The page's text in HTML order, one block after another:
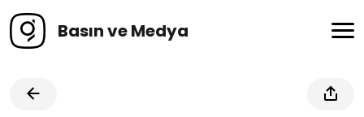
Basın ve Medya